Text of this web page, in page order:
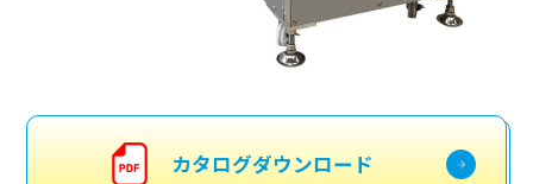
メディカルシール機
真空脱気・ガス充填シール機
タテ型・フルオートシール機
超音波シール機
カタログダウンロード